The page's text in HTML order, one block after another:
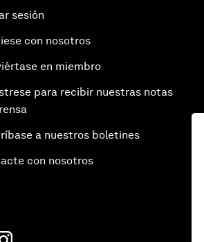
sesión
con nosotros
en miembro
para recibir nuestras notas
a nuestros boletines
con nosotros